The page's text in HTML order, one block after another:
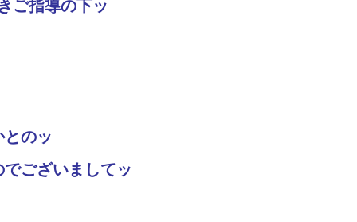
ご指導の下ッ
のッ
ございましてッ